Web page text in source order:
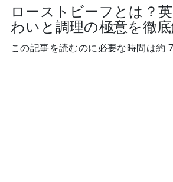
ローストビーフとは？
わいと調理の極意を徹
この記事を読むのに必要な時間は約 7